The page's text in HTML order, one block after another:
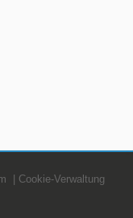
Cookie-Verwaltung